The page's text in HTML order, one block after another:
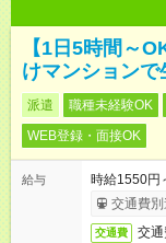
【1日5時間～
けマンションで
派遣 職種未経験OK
WEB登録・面接OK
給与
時給1550
交通費別
交通費
交